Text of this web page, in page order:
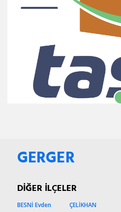
GERGER
DİĞER İLÇELER
BESNİ Evden
ÇELİKHAN